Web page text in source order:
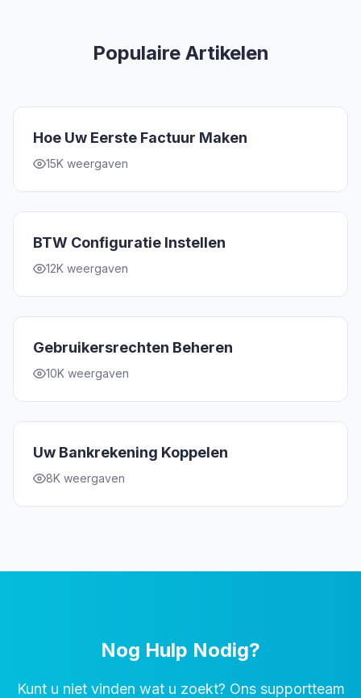
Populaire Artikelen
Hoe Uw Eerste Factuur Maken
15K weergaven
BTW Configuratie Instellen
12K weergaven
Gebruikersrechten Beheren
10K weergaven
Uw Bankrekening Koppelen
8K weergaven
Nog Hulp Nodig?
Kunt u niet vinden wat u zoekt? Ons supportteam